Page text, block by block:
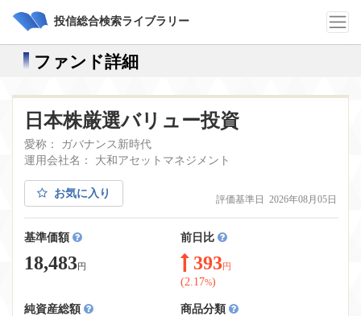
投信総合検索ライブラリー
ファンド詳細
日本株厳選バリュー投資
愛称： ガバナンス新時代
運用会社名： 大和アセットマネジメント
お気に入り 評価基準日 2026年08月05日
基準価額
18,483円
前日比
393円
(2.17%)
純資産総額
商品分類